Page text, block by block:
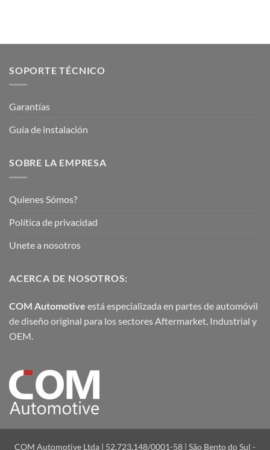
SOPORTE TÉCNICO
Garantías
Guía de instalación
SOBRE LA EMPRESA
Quienes Sómos?
Política de privacidad
Unete a nosotros
ACERCA DE NOSOTROS:
COM Automotive está especializada en partes de automóvil
de diseño original para los sectores Aftermarket, Industrial y
OEM.
COM Automotive Ltda | 52.723.148/0001-58 | São Bento do Sul -